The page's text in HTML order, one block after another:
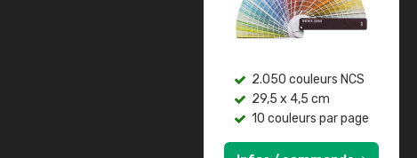
2.050 couleurs NCS
29,5 x 4,5 cm
10 couleurs par page